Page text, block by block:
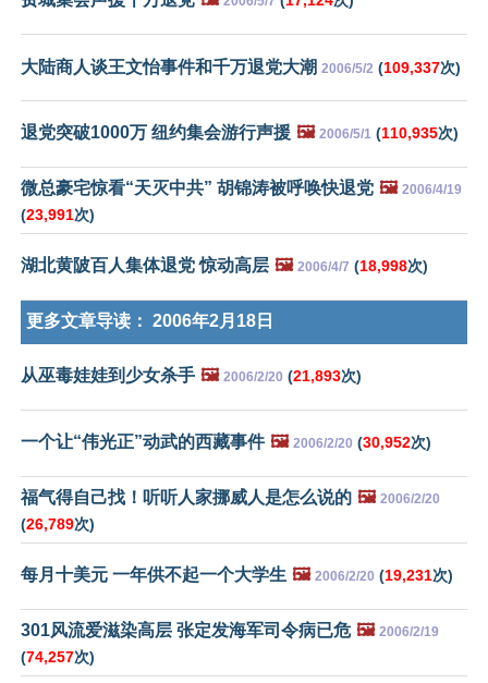
大陆商人谈王文怡事件和千万退党大潮 2006/5/2 (109,337次)
退党突破1000万 纽约集会游行声援 🖼️ 2006/5/1 (110,935次)
微总豪宅惊看“天灭中共” 胡锦涛被呼唤快退党 🖼️ 2006/4/19
(23,991次)
湖北黄陂百人集体退党 惊动高层 🖼️ 2006/4/7 (18,998次)
更多文章导读： 2006年2月18日
从巫毒娃娃到少女杀手 🖼️ 2006/2/20 (21,893次)
一个让“伟光正”动武的西藏事件 🖼️ 2006/2/20 (30,952次)
福气得自己找！听听人家挪威人是怎么说的 🖼️ 2006/2/20
(26,789次)
每月十美元 一年供不起一个大学生 🖼️ 2006/2/20 (19,231次)
301风流爱滋染高层 张定发海军司令病已危 🖼️ 2006/2/19
(74,257次)